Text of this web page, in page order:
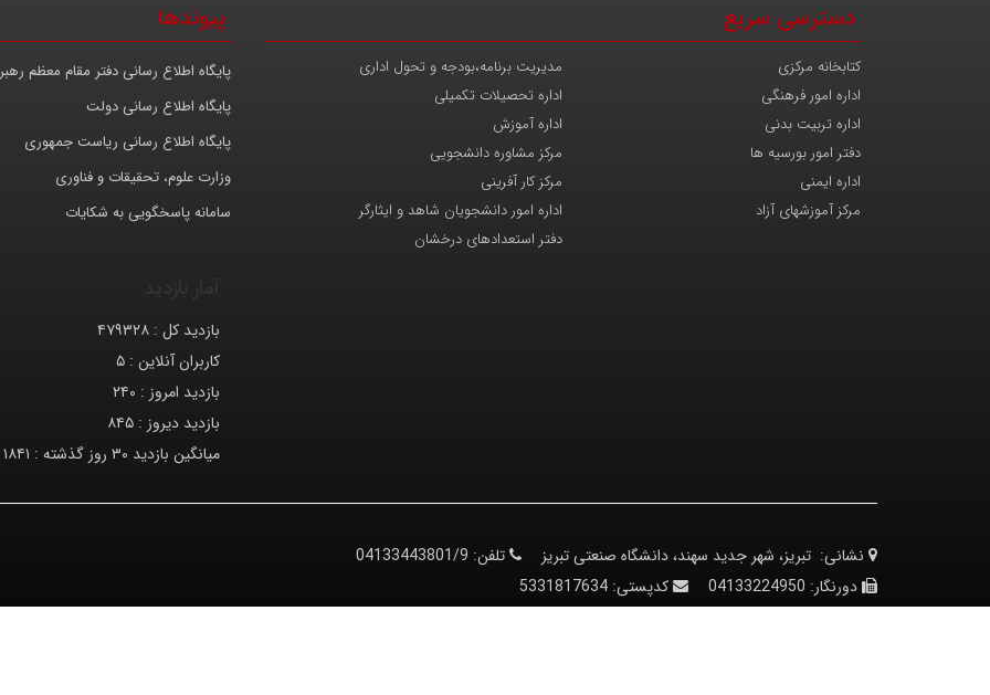
دسترسی سریع
مدیریت برنامه،بودجه و تحول اداری
کتابخانه مرکزی
اداره تحصیلات تکمیلی
اداره امور فرهنگی
اداره آموزش
اداره تربیت بدنی
مرکز مشاوره دانشجویی
دفتر امور بورسیه ها
مرکز کار آفرینی
اداره ایمنی
اداره امور دانشجویان شاهد و ایثارگر
مرکز آموزشهای آزاد
دفتر استعدادهای درخشان
پیوندها
پایگاه اطلاع رسانی دفتر مقام معظم
پایگاه اطلاع رسانی دولت
پایگاه اطلاع رسانی ریاست جمهوری
وزارت علوم، تحقیقات و فناوری
سامانه پاسخگویی به شکایات
بازدید کل : ۴۷۹۳۲۸
کاربران آنلاین : ۵
بازدید امروز : ۲۴۰
بازدید دیروز : ۸۴۵
میانگین بازدید ۳۰ روز گذشته :
۱۸۴۱
نشانی: تبریز، شهر جدید سهند، دانشگاه صنعتی تبریز تلفن: 04133443801/9
دورنگار: 04133224950 کدپستی: 5331817634